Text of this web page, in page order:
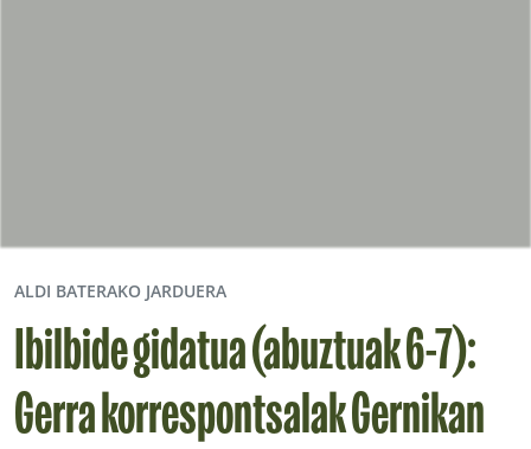
ALDI BATERAKO JARDUERA
Ibilbide gidatua (abuztuak 6-7):
Gerra korrespontsalak Gernikan